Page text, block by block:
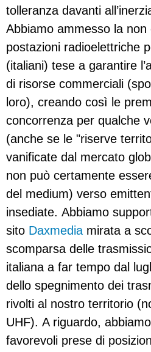
tolleranza davanti
Abbiamo ammesso la non
postazioni radioelettriche
(italiani) tese a garantire
di risorse commerciali
loro), creando così le
concorrenza per qualche
(anche se le "riserve
vanificate dal mercato
non può certamente
del medium) verso
insediate. Abbiamo
sito Daxmedia mirata a
scomparsa delle
italiana a far tempo dal
dello spegnimento dei
rivolti al nostro territorio
UHF). A riguardo,
favorevoli prese di